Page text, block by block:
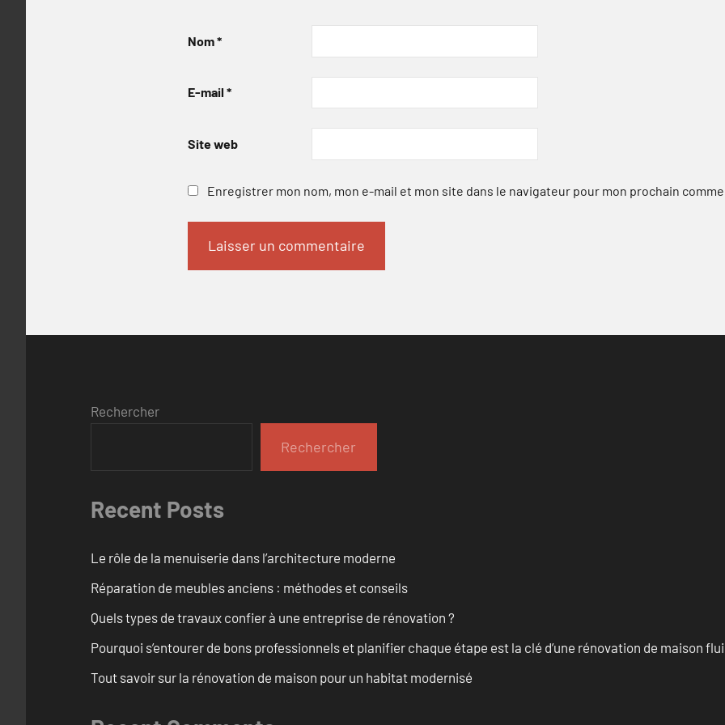
Nom*
E-mail *
Site web
Enregistrer mon nom, mon e-mail et mon site dans le navigateur pour mon prochain
Rechercher
Rechercher
Recent Posts
Le rôle de la menuiserie dans l’architecture moderne
Réparation de meubles anciens : méthodes et conseils
Quels types de travaux confier à une entreprise de rénovation ?
Pourquoi s’entourer de bons professionnels et planifier chaque étape est la clé d’une rénovation de maison
Tout savoir sur la rénovation de maison pour un habitat modernisé